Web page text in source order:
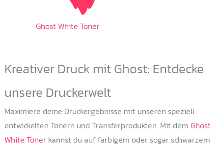
Ghost White Toner
Kreativer Druck mit Ghost: Entdecke
unsere Druckerwelt
Maximiere deine Druckergebnisse mit unseren speziell
entwickelten Tonern und Transferprodukten. Mit dem Ghost
White Tonerkannst du auf farbigem oder sogar schwarzem